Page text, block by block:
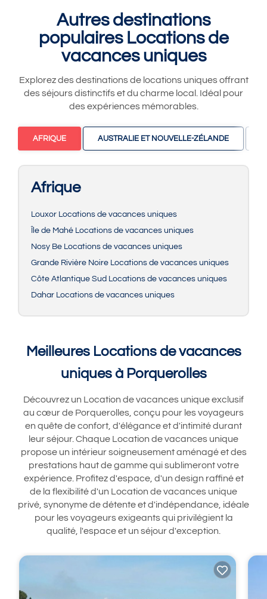
Autres destinations
populaires Locations de
vacances uniques
Explorez des destinations de locations uniques offrant
des séjours distinctifs et du charme local. Idéal pour
des expériences mémorables.
AFRIQUE AUSTRALIE ET NOUVELLE-ZÉLANDE
Afrique
Louxor Locations de vacances uniques
Île de Mahé Locations de vacances uniques
Nosy Be Locations de vacances uniques
Grande Rivière Noire Locations de vacances uniques
Côte Atlantique Sud Locations de vacances uniques
Dahar Locations de vacances uniques
Meilleures Locations de vacances
uniques à Porquerolles
Découvrez un Location de vacances unique exclusif
au cœur de Porquerolles, conçu pour les voyageurs
en quête de confort, d'élégance et d'intimité durant
leur séjour. Chaque Location de vacances unique
propose un intérieur soigneusement aménagé et des
prestations haut de gamme qui sublimeront votre
expérience. Profitez d'espace, d'un design raffiné et
de la flexibilité d'un Location de vacances unique
privé, synonyme de détente et d'indépendance, idéale
pour les voyageurs exigeants qui privilégient la
qualité, l'espace et un séjour d'exception.